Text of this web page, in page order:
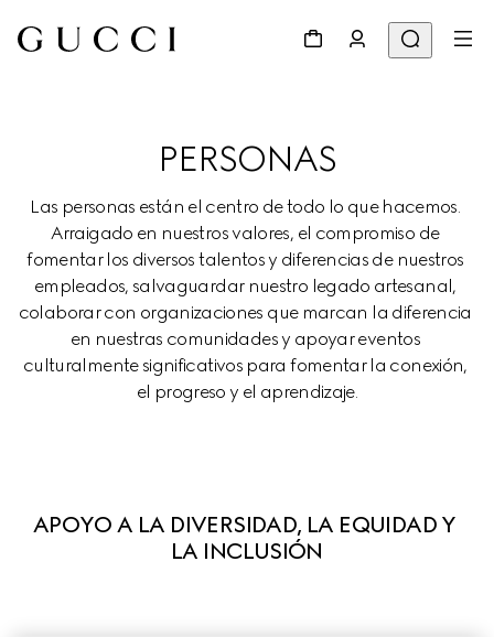
PERSONAS
Las personas están el centro de todo lo que hacemos.
Arraigado en nuestros valores, el compromiso de
fomentar los diversos talentos y diferencias de nuestros
empleados, salvaguardar nuestro legado artesanal,
colaborar con organizaciones que marcan la diferencia
en nuestras comunidades y apoyar eventos
culturalmente significativos para fomentar la conexión,
el progreso y el aprendizaje.
APOYO A LA DIVERSIDAD, LA EQUIDAD Y
LA INCLUSIÓN